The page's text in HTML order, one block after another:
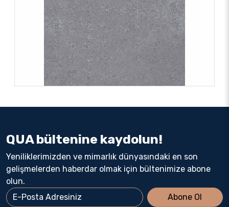
QUA bültenine kaydolun!
Yeniliklerimizden ve mimarlık dünyasındaki en son
gelişmelerden haberdar olmak için bültenimize abone
olun.
Abone Ol